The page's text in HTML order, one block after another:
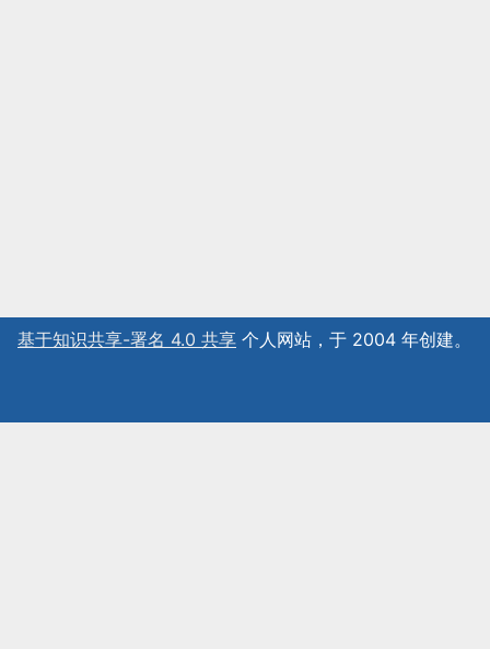
基于知识共享-署名 4.0 共享 个人网站，于 2004 年创建。